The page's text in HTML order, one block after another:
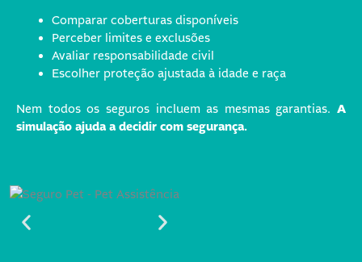
Comparar coberturas disponíveis
Perceber limites e exclusões
Avaliar responsabilidade civil
Escolher proteção ajustada à idade e raça
Nem todos os seguros incluem as mesmas garantias. A
simulação ajuda a decidir com segurança.